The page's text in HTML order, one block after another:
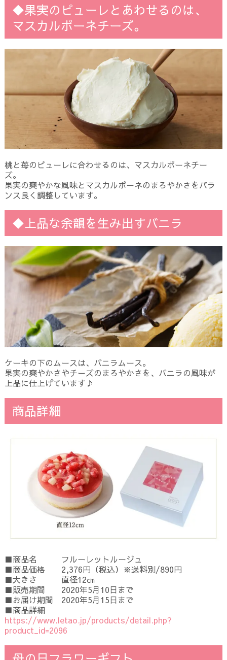
◆果実のピューレとあわせるのは、
マスカルポーネチーズ。
桃と苺のピューレに合わせるのは、マスカルポーネチー
ズ。
果実の爽やかな風味とマスカルポーネのまろやかさをバラ
ンス良く調整しています。
◆上品な余韻を生み出すバニラ
ケーキの下のムースは、バニラムース。
果実の爽やかさやチーズのまろやかさを、バニラの風味が
上品に仕上げています♪
商品詳細
■商品名 フルーレットルージュ
■商品価格 2,376円（税込）※送料別/890円
■大きさ 直径12㎝
■販売期間 2020年5月10日まで
■お届け期間 2020年5月15日まで
■商品詳細
https://www.letao.jp/products/detail.php?
product_id=2096